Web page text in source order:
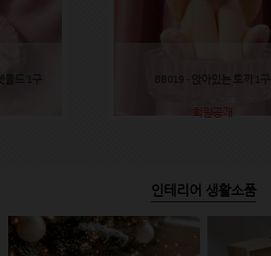
드 1구 BB019 - 앉아있는 토끼 1구
회원공개
인테리어 생활소품